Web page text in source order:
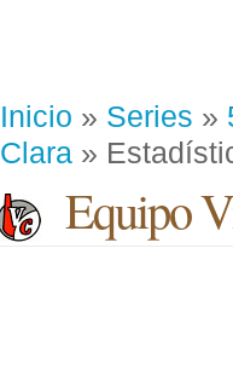
Inicio » Series »
Clara »
Equipo